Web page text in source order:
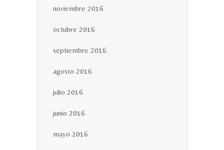
noviembre 2016
octubre 2016
septiembre 2016
agosto 2016
julio 2016
junio 2016
mayo 2016